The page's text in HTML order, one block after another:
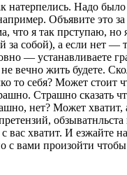
Надо
Объявите это
что я так прступаю,
собой), а если нет
— устанавливаете
вечно жить будете.
то себя? Может
Страшно
нет? Может хватит,
вас хватит. И
с вами произойти